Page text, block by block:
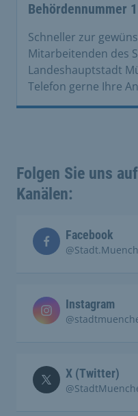
Behördennummer
Schneller zur
Mitarbeitenden des
Landeshauptstadt
Telefon gerne Ihre
Folgen Sie uns
Kanälen:
Facebook
Instagram
X (Twitter)